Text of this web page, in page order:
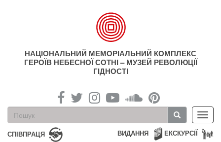
НАЦІОНАЛЬНИЙ МЕМОРІАЛЬНИЙ КОМПЛЕКС
ГЕРОЇВ НЕБЕСНОЇ СОТНІ – МУЗЕЙ РЕВОЛЮЦІЇ
ГІДНОСТІ
Пошукова
форма
Пошук
СПІВПРАЦЯ ЕКСКУРСІЇ
ВИДАННЯ